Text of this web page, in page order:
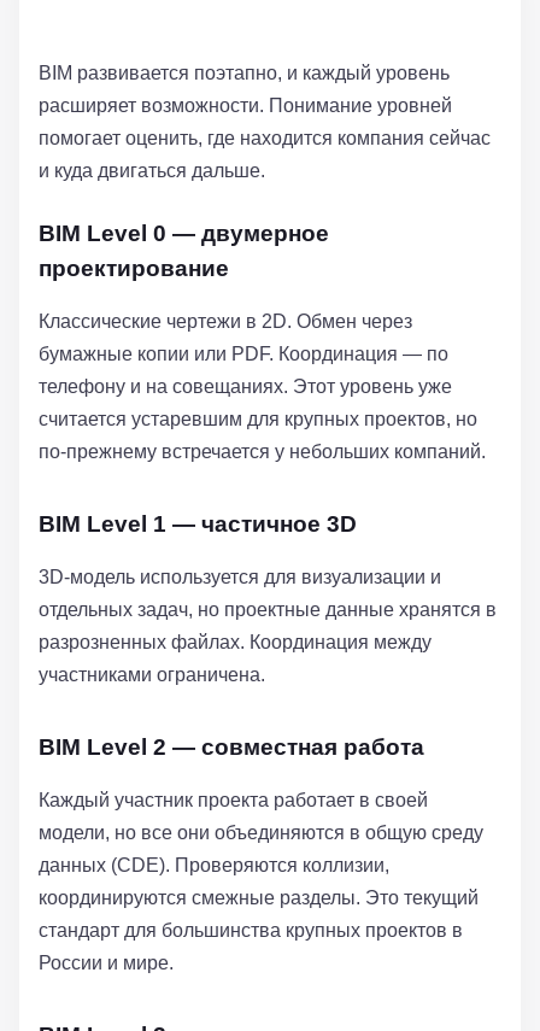
BIM развивается поэтапно, и каждый уровень
расширяет возможности. Понимание уровней
помогает оценить, где находится компания сейчас
и куда двигаться дальше.
BIM Level 0 — двумерное
проектирование
Классические чертежи в 2D. Обмен через
бумажные копии или PDF. Координация — по
телефону и на совещаниях. Этот уровень уже
считается устаревшим для крупных проектов, но
по-прежнему встречается у небольших компаний.
BIM Level 1 — частичное 3D
3D-модель используется для визуализации и
отдельных задач, но проектные данные хранятся в
разрозненных файлах. Координация между
участниками ограничена.
BIM Level 2 — совместная работа
Каждый участник проекта работает в своей
модели, но все они объединяются в общую среду
данных (CDE). Проверяются коллизии,
координируются смежные разделы. Это текущий
стандарт для большинства крупных проектов в
России и мире.